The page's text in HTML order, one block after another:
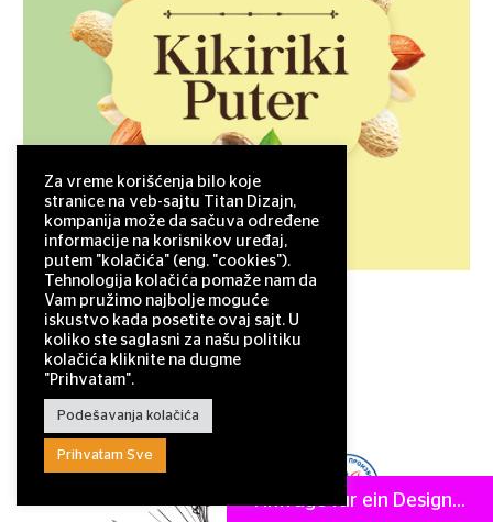
Kikiriki Puter
Anfrage für ein Design...
Za vreme korišćenja bilo koje
stranice na veb-sajtu Titan Dizajn,
kompanija može da sačuva određene
informacije na korisnikov uređaj,
putem "kolačića" (eng. "cookies").
Tehnologija kolačića pomaže nam da
Vam pružimo najbolje moguće
iskustvo kada posetite ovaj sajt. U
koliko ste saglasni za našu politiku
kolačića kliknite na dugme
"Prihvatam".
Podešavanja kolačića
Prihvatam Sve